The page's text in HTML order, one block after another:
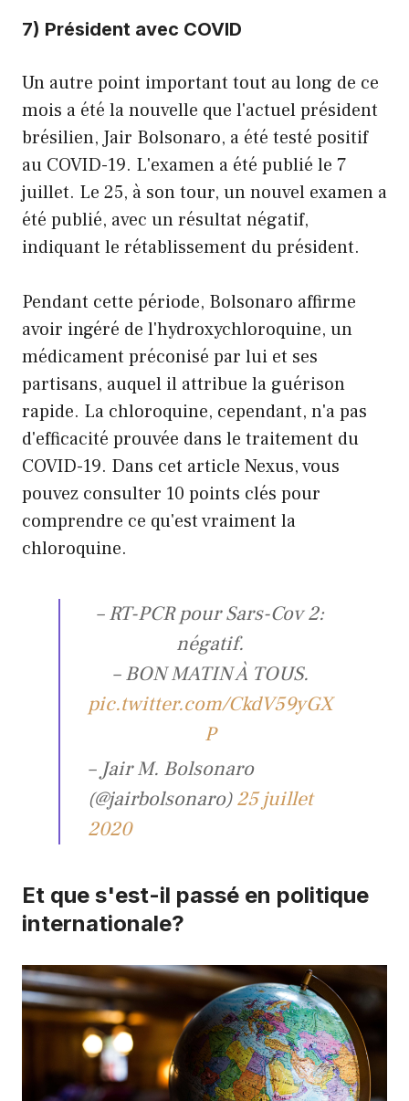
7) Président avec COVID
Un autre point important tout au long de ce
mois a été la nouvelle que l'actuel président
brésilien, Jair Bolsonaro, a été testé positif
au COVID-19. L'examen a été publié le 7
juillet. Le 25, à son tour, un nouvel examen a
été publié, avec un résultat négatif,
indiquant le rétablissement du président.
Pendant cette période, Bolsonaro affirme
avoir ingéré de l'hydroxychloroquine, un
médicament préconisé par lui et ses
partisans, auquel il attribue la guérison
rapide. La chloroquine, cependant, n'a pas
d'efficacité prouvée dans le traitement du
COVID-19. Dans cet article Nexus, vous
pouvez consulter 10 points clés pour
comprendre ce qu'est vraiment la
chloroquine.
– RT-PCR pour Sars-Cov 2:
négatif.
– BON MATIN À TOUS.
pic.twitter.com/CkdV59yGX
P
– Jair M. Bolsonaro
(@jairbolsonaro)25 juillet
2020
Et que s'est-il passé en politique
internationale?